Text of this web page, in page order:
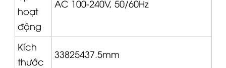
hoạt
động
AC 100-240V, 50/60Hz
Kích
thước
33825437.5mm